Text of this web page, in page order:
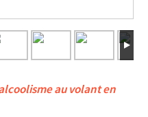
au volant en